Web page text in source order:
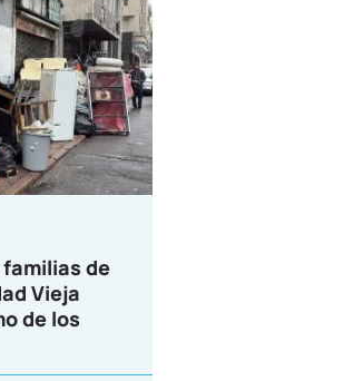
de
Vieja
de los